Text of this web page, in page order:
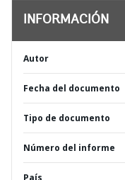
INFORMACIÓN
Autor
Fecha del documento
Tipo de documento
Número del informe
País